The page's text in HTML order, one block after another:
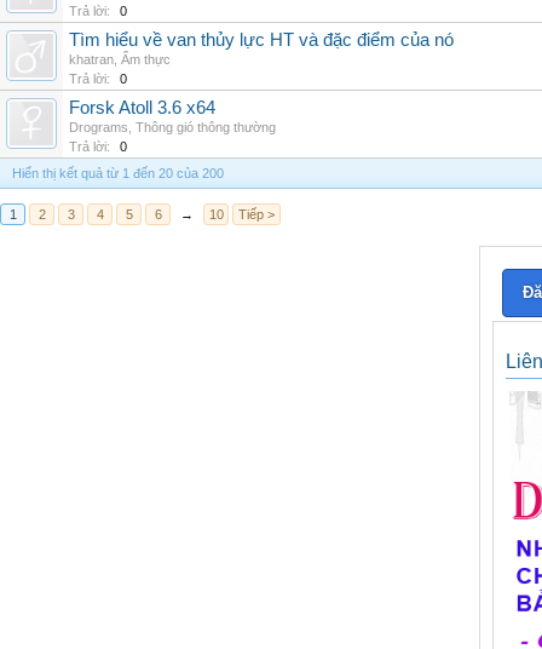
Trả lời:
0
Tìm hiểu về van thủy lực HT và đặc điểm của nó
khatran Ẩm thực
Trả lời:
0
Forsk Atoll 3.6 x64
Drograms Thông gió thông thường
Trả lời:
0
Hiển thị kết quả từ 1 đến 20 của 200
1 2 3 4 5 6 → 10 Tiếp >